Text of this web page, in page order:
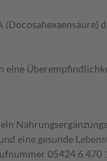
eine gesunde
05424 6